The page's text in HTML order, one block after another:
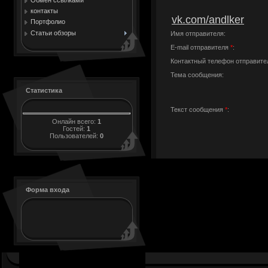
контакты
Портфолио
Статьи обзоры
Статистика
Онлайн всего: 1
Гостей: 1
Пользователей: 0
Форма входа
vk.com/andlker
Имя отправителя:
E-mail отправителя *:
Контактный телефон
Тема сообщения:
Текст сообщения *: